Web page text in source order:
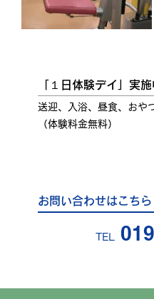
「１日体験デイ」実施
送迎、入浴、昼食、おや
（体験料金無料）
お問い合わせはこちら
TEL